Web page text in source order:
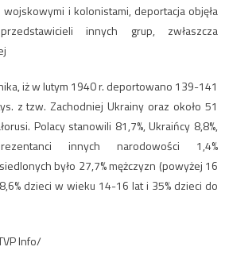
i kolonistami, deportacja objęła
innych grup, zwłaszcza
iż w lutym 1940 r. deportowano 139-141
z tzw. Zachodniej Ukrainy oraz około 51
Polacy stanowili 81,7%, Ukraińcy 8,8%,
innych narodowości 1,4%
było 27,7% mężczyzn (powyżej 16
dzieci w wieku 14-16 lat i 35% dzieci do
Info/